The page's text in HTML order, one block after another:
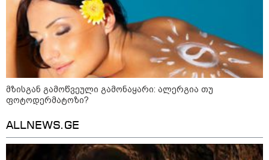
მსოფლიო
მზისგან გამოწვეული გამონაყარი: ალერგია თუ
ფოტოდერმატოზი?
ALLNEWS.GE